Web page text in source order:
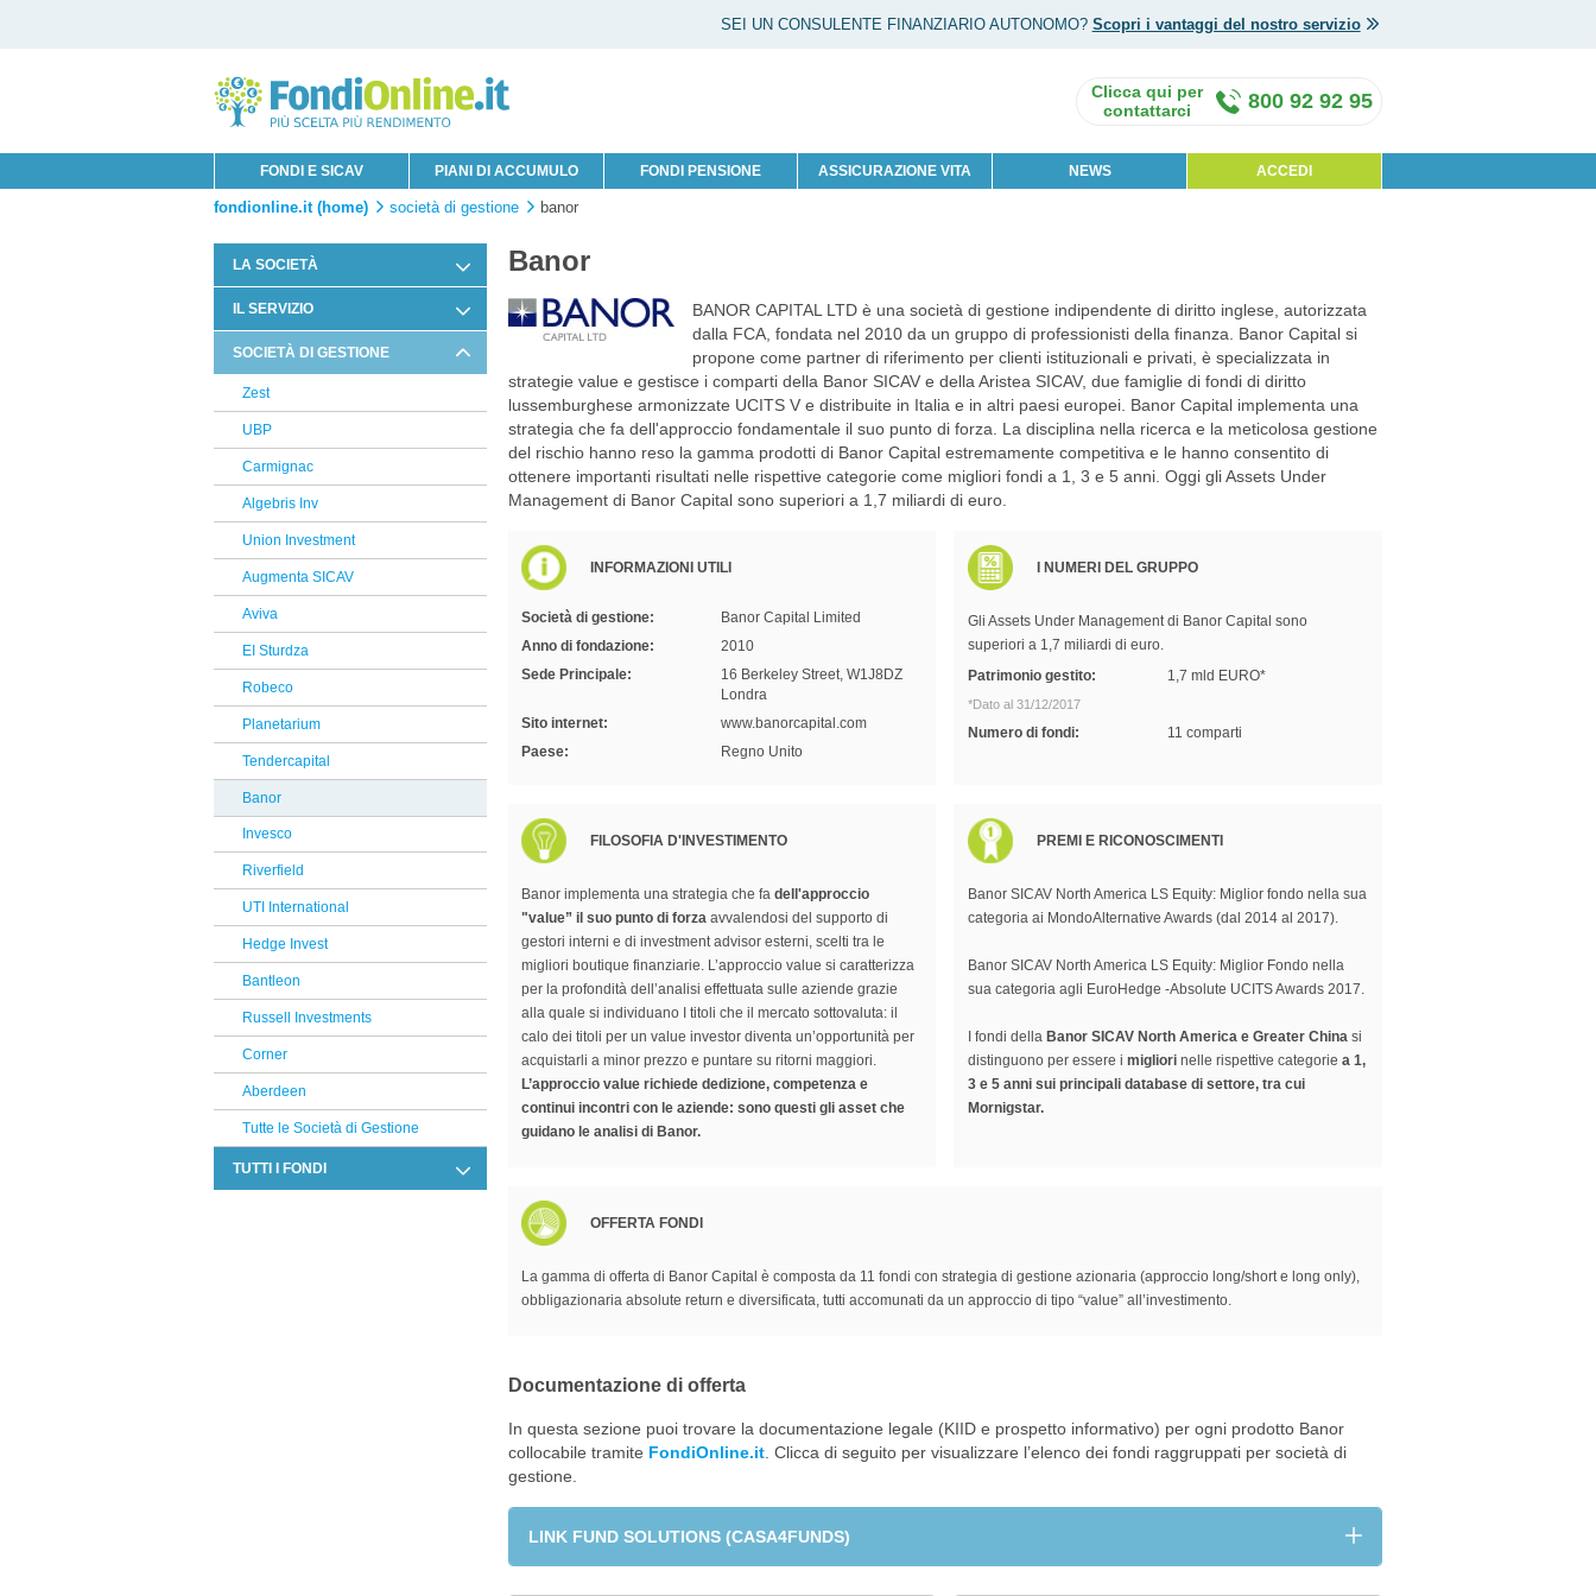
SEI UN CONSULENTE FINANZIARIO AUTONOMO? Scopri i vantaggi del nostro servizio
FONDI E SICAV PIANI DI ACCUMULO FONDI PENSIONE ASSICURAZIONE VITA NEWS ACCEDI
800 92 92 95
fondionline.it (home) società di gestione banor
LA SOCIETÀ
Chi è Innofin Sim
Organi Sociali
News Fondi
IL SERVIZIO
Condizioni di Utilizzo
Documentazione Contrattuale e
Legale
Arbitro Controversie Finanziarie
Informativa Privacy
Informativa Cookie
Reclami Assicurativi
Reclami Servizio di Investimento
SOCIETÀ DI GESTIONE
Zest
UBP
Carmignac
Algebris Inv
Union Investment
Augmenta SICAV
Aviva
EI Sturdza
Robeco
Planetarium
Tendercapital
Banor
Invesco
Riverfield
UTI International
Hedge Invest
Bantleon
Russell Investments
Corner
Aberdeen
Tutte le Società di Gestione
TUTTI I FONDI
Banor
BANOR CAPITAL LTD è una società di gestione indipendente di diritto inglese, autorizzata
dalla FCA, fondata nel 2010 da un gruppo di professionisti della finanza. Banor Capital si
propone come partner di riferimento per clienti istituzionali e privati, è specializzata in
strategie value e gestisce i comparti della Banor SICAV e della Aristea SICAV, due famiglie di fondi di diritto
lussemburghese armonizzate UCITS V e distribuite in Italia e in altri paesi europei. Banor Capital implementa una
strategia che fa dell'approccio fondamentale il suo punto di forza. La disciplina nella ricerca e la meticolosa gestione
del rischio hanno reso la gamma prodotti di Banor Capital estremamente competitiva e le hanno consentito di
ottenere importanti risultati nelle rispettive categorie come migliori fondi a 1, 3 e 5 anni. Oggi gli Assets Under
Management di Banor Capital sono superiori a 1,7 miliardi di euro.
INFORMAZIONI UTILI
Società di gestione:
Banor Capital Limited
Anno di fondazione:
2010
Sede Principale:
16 Berkeley Street, W1J8DZ
Londra
Sito internet:
www.banorcapital.com
Paese:
Regno Unito
I NUMERI DEL GRUPPO
Gli Assets Under Management di Banor Capital sono
superiori a 1,7 miliardi di euro.
Patrimonio gestito:
1,7 mld EURO*
*Dato al 31/12/2017
Numero di fondi: 11 comparti
FILOSOFIA D'INVESTIMENTO
Banor implementa una strategia che fadell'approccio
"value” il suo punto di forza avvalendosi del supporto di
gestori interni e di investment advisor esterni, scelti tra le
migliori boutique finanziarie. L’approccio value si caratterizza
per la profondità dell’analisi effettuata sulle aziende grazie
alla quale si individuano I titoli che il mercato sottovaluta: il
calo dei titoli per un value investor diventa un’opportunità per
acquistarli a minor prezzo e puntare su ritorni maggiori.
L’approccio value richiede dedizione, competenza e
continui incontri con le aziende: sono questi gli asset che
guidano le analisi di Banor.
PREMI E RICONOSCIMENTI
Banor SICAV North America LS Equity: Miglior fondo nella sua
categoria ai MondoAlternative Awards (dal 2014 al 2017).
Banor SICAV North America LS Equity: Miglior Fondo nella
sua categoria agli EuroHedge -Absolute UCITS Awards 2017.
I fondi dellaBanor SICAV North America e Greater China si
distinguono per essere imigliori nelle rispettive categoriea 1,
3 e 5 anni sui principali database di settore, tra cui
Mornigstar.
OFFERTA FONDI
La gamma di offerta di Banor Capital è composta da 11 fondi con strategia di gestione azionaria (approccio long/short e long only),
obbligazionaria absolute return e diversificata, tutti accomunati da un approccio di tipo “value” all’investimento.
Documentazione di offerta
In questa sezione puoi trovare la documentazione legale (KIID e prospetto informativo) per ogni prodotto Banor
collocabile tramite FondiOnline.it. Clicca di seguito per visualizzare l’elenco dei fondi raggruppati per società di
gestione.
LINK FUND SOLUTIONS (CASA4FUNDS)